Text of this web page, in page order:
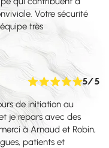
Votre sécurité
très
5/ 5
de initiation au
je repars avec des
à Arnaud et Robin,
patients et